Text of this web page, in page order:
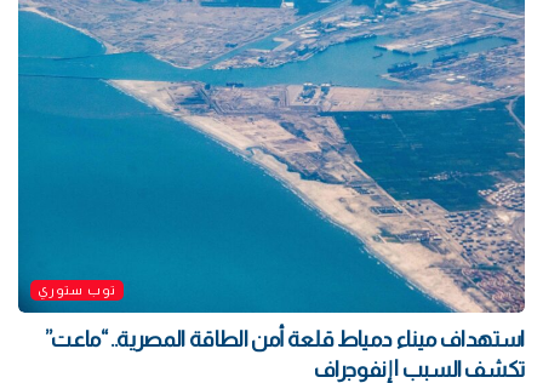
توب ستوري
استهداف ميناء دمياط قلعة أمن الطاقة المصرية.. “ماعت”
تكشف السبب | إنفوجراف